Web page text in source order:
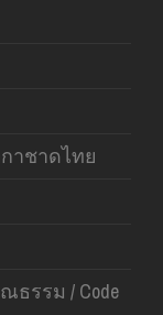
าชาดไทย
ธรรม / Code